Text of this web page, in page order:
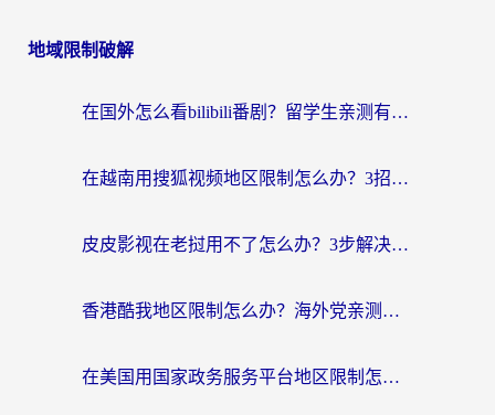
地域限制破解
在国外怎么看bilibili番剧？留学生亲测有效的地域限制突破指南（附酷我酷狗音乐解决方法）
在越南用搜狐视频地区限制怎么办？3招解决海外看国内剧难题（附西瓜视频CCTV观看技巧）
皮皮影视在老挝用不了怎么办？3步解决海外看国内影视&财经的痛点
香港酷我地区限制怎么办？海外党亲测有效的回国加速方案来了
在美国用国家政务服务平台地区限制怎么办？海外华人必备的突破攻略（附追剧看片技巧）